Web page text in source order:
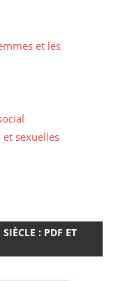
et les
sexuelles
: PDF ET